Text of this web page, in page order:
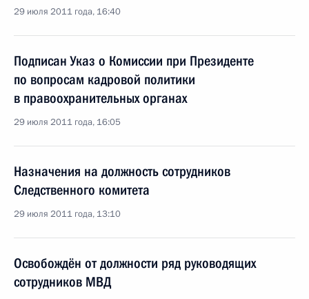
29 июля 2011 года, 16:40
Подписан Указ о Комиссии при Президенте
по вопросам кадровой политики
в правоохранительных органах
29 июля 2011 года, 16:05
Назначения на должность сотрудников
Следственного комитета
29 июля 2011 года, 13:10
Освобождён от должности ряд руководящих
сотрудников МВД